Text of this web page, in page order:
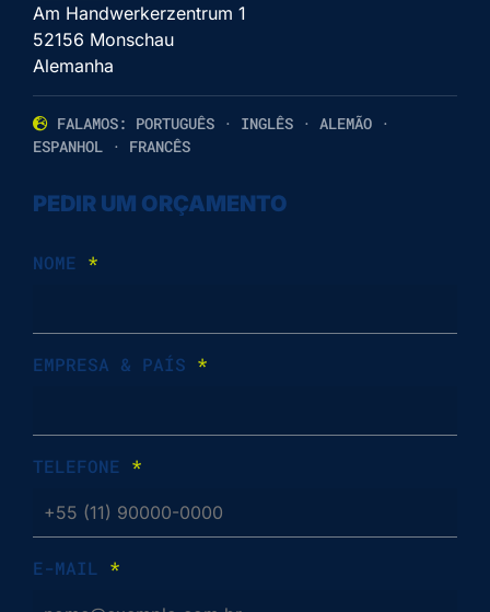
Am Handwerkerzentrum 1
52156 Monschau
Alemanha
FALAMOS: PORTUGUÊS · INGLÊS · ALEMÃO ·
ESPANHOL · FRANCÊS
PEDIR UM ORÇAMENTO
NOME *
EMPRESA & PAÍS *
TELEFONE *
E-MAIL *